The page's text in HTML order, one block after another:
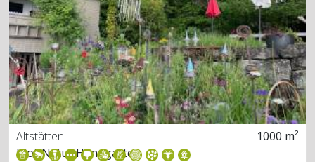
Altstätten
1000 m²
Bio&Natur Hanggarten